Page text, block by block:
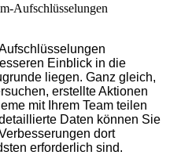
Aufschlüsselungen
Einblick in die
liegen. Ganz gleich,
erstellte Aktionen
mit Ihrem Team teilen
Daten können Sie
dort
erforderlich sind.